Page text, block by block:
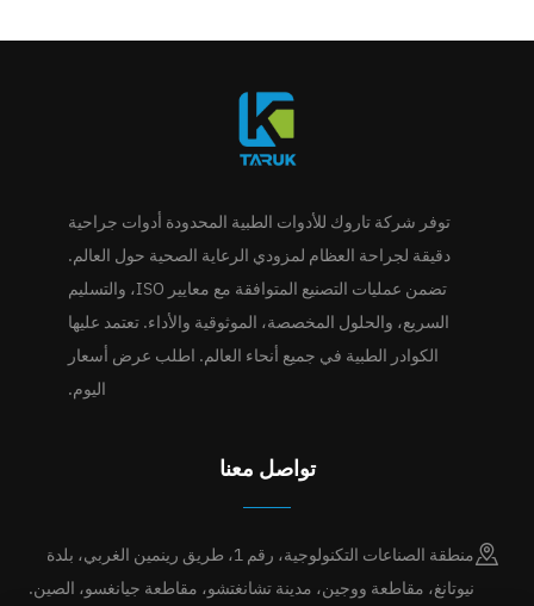
توفر شركة تاروك للأدوات الطبية المحدودة أدوات جراحية
دقيقة لجراحة العظام لمزودي الرعاية الصحية حول العالم.
تضمن عمليات التصنيع المتوافقة مع معايير ISO، والتسليم
السريع، والحلول المخصصة، الموثوقية والأداء. تعتمد عليها
الكوادر الطبية في جميع أنحاء العالم. اطلب عرض أسعار
اليوم.
تواصل معنا
منطقة الصناعات التكنولوجية، رقم 1، طريق رينمين الغربي، بلدة
نيوتانغ، مقاطعة ووجين، مدينة تشانغتشو، مقاطعة جيانغسو، الصين.